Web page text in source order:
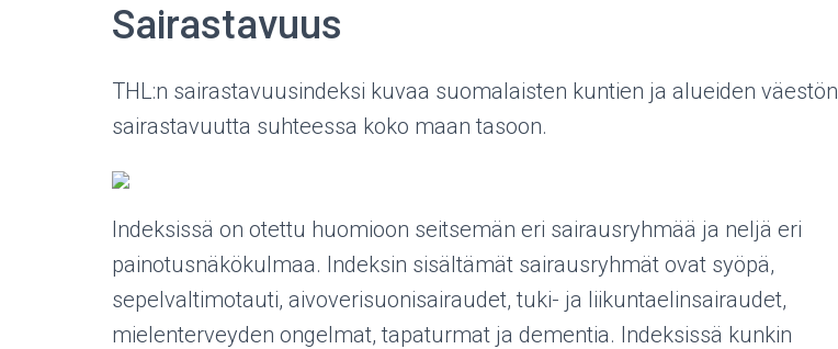
Sairastavuus
THL:n sairastavuusindeksi kuvaa suomalaisten kuntien ja alueiden väestön
sairastavuutta suhteessa koko maan tasoon.
Indeksissä on otettu huomioon seitsemän eri sairausryhmää ja neljä eri
painotusnäkökulmaa. Indeksin sisältämät sairausryhmät ovat syöpä,
sepelvaltimotauti, aivoverisuonisairaudet, tuki- ja liikuntaelinsairaudet,
mielenterveyden ongelmat, tapaturmat ja dementia. Indeksissä kunkin